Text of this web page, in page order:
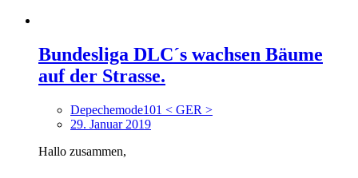
Bundesliga DLC´s wachsen Bäume
auf der Strasse.
Depechemode101 < GER >
29. Januar 2019
Hallo zusammen,